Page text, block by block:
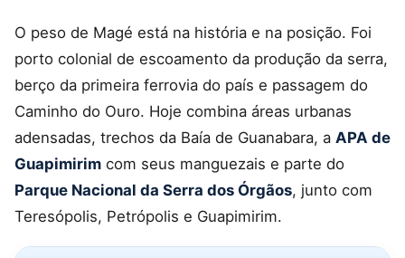
O peso de Magé está na história e na posição. Foi
porto colonial de escoamento da produção da serra,
berço da primeira ferrovia do país e passagem do
Caminho do Ouro. Hoje combina áreas urbanas
adensadas, trechos da Baía de Guanabara, a APA de
Guapimirim com seus manguezais e parte do
Parque Nacional da Serra dos Órgãos, junto com
Teresópolis, Petrópolis e Guapimirim.